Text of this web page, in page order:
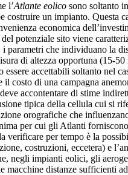
l’Atlante eolico sono soltanto
costruire un impianto. Questa
economica
potenziale sito viene
i parametri che individuano la
di altezza opportuna (15-
essere accettabili soltanto nel
il costo di una campagna
deve accontentare di stime
tipica della cellula cui si
orografiche che
per cui gli Atlanti
verificare per tempo è la
costruzioni, eccetera) e
negli impianti eolici, gli
macchine distanze sufficienti